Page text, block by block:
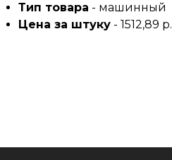
Тип товара - машинный
Цена за штуку - 1512,89 р.